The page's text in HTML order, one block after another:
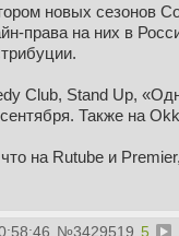
новых сезонов
права на них в
Club, Stand Up,
Также на
что на Rutube и
№3429519 5